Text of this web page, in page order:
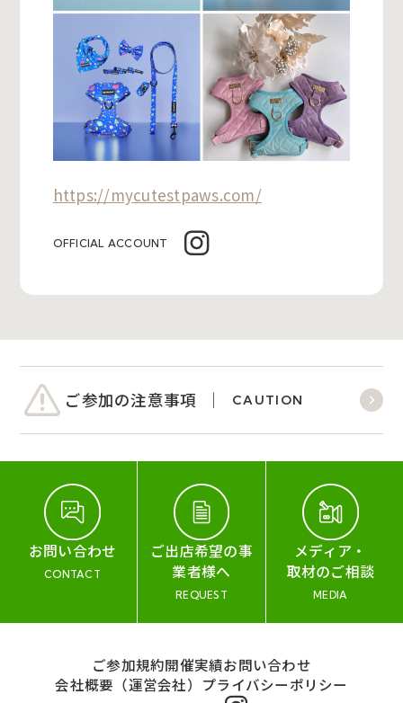
https://mycutestpaws.com/
OFFICIAL ACCOUNT
ご参加の注意事項 CAUTION
お問い合わせ
CONTACT
ご出店希望の事
業者様へ
REQUEST
メディア・
取材のご相談
MEDIA
ご参加規約開催実績お問い合わせ
会社概要（運営会社） プライバシーポリシー